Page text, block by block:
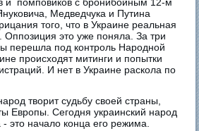
Медведчука и Путина
того, что в Украине реальная
это уже поняла. За три
перешла под контроль Народной
происходят митинги и попытки
И нет в Украине раскола по
творит судьбу своей страны,
Европы. Сегодня украинский народ
- это начало конца его режима.